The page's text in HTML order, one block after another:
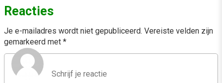
Reacties
Je e-mailadres wordt niet gepubliceerd. Vereiste velden zijn
gemarkeerd met *